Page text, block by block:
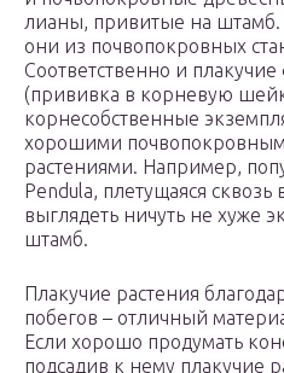
лианы, привитые на
они из почвопокровных
Соответственно и
(прививка в корневую
корнесобственные
хорошими
растениями. Например,
Pendula, плетущаяся
выглядеть ничуть не хуже
штамб.
Плакучие растения
побегов – отличный
Если хорошо продумать
подсадив к нему плакучие